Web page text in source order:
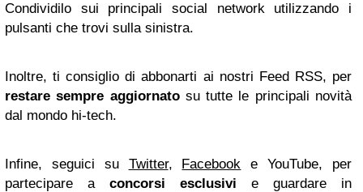
Condividilo sui principali social network utilizzando i
pulsanti che trovi sulla sinistra.
Inoltre, ti consiglio di abbonarti ai nostri Feed RSS, per
restare sempre aggiornatosu tutte le principali novità
dal mondo hi-tech.
Infine, seguici su Twitter, Facebook e YouTube, per
partecipare a concorsi esclusivi e guardare in